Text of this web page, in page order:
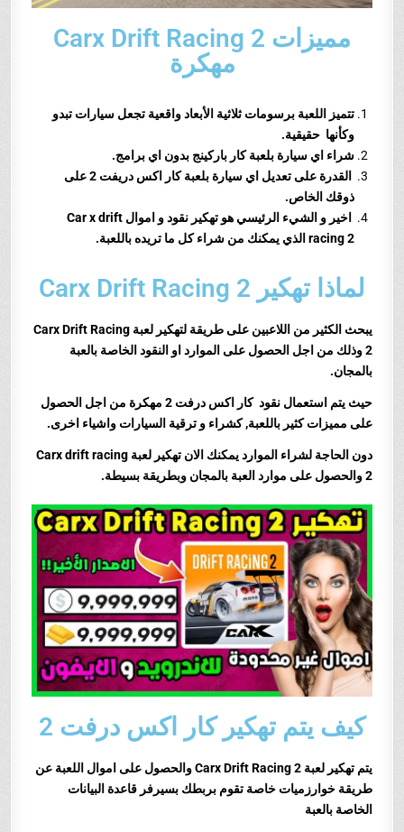
مميزات Carx Drift Racing 2
مهكرة
تتميز اللعبة برسومات ثلاثية الأبعاد واقعية تجعل سيارات تبدو
وكأنها حقيقية.
شراء اي سيارة بلعبة كار باركينج بدون اي برامج.
القدرة على تعديل اي سيارة بلعبة كار اكس دريفت 2 على
ذوقك الخاص.
اخير و الشيء الرئيسي هو تهكير نقود و اموال Car x drift
racing 2 الذي يمكنك من شراء كل ما تريده باللعبة.
لماذا تهكير Carx Drift Racing 2
يبحث ال
كثير من اللاعبين على طريقة لتهكير لعبة Carx Drift Racing
2 وذلك من اجل الحصول على الموارد او النقود الخاصة بالعبة
بالمجان.
حيث يتم استعمال نقود كار اكس درفت 2
مهكرة من اجل الحصول
على مميزات كثير باللعبة, كشراء و ترقية السيارات واشياء اخرى.
دون الحاجة لشراء الموارد يمكنك الان تهكير لعبة Carx drift racing
2 والحصول على موارد العبة بالمجان وبطريقة بسيطة.
كيف يتم تهكير كار اكس درفت 2
يتم تهك
ير لعبة Carx Drift Racing 2 والحصول على اموال اللعبة عن
طريقة خوارزميات خاصة تقوم بربطك بسيرفر قاعدة البيانات
الخاصة بالعبة